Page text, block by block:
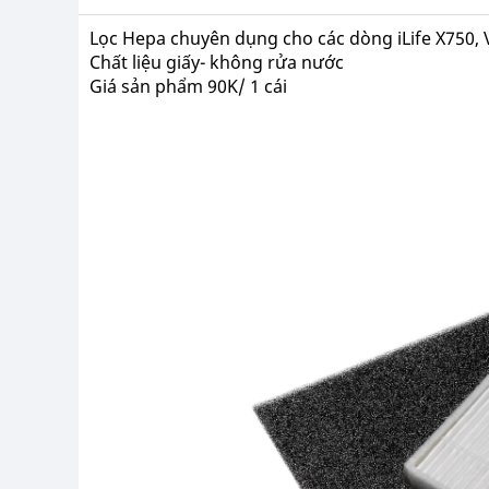
Lọc Hepa chuyên dụng cho các dòng iLife X750,
Chất liệu giấy- không rửa nước
Giá sản phẩm 90K/ 1 cái